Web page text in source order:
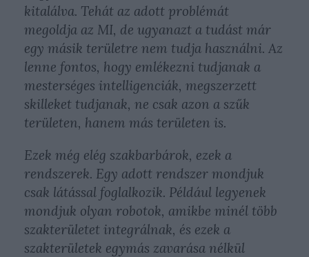
kitalálva. Tehát az adott problémát
megoldja az MI, de ugyanazt a tudást már
egy másik területre nem tudja használni. Az
lenne fontos, hogy emlékezni tudjanak a
mesterséges intelligenciák, megszerzett
skilleket tudjanak, ne csak azon a szűk
területen, hanem más területen is.
Ezek még elég szakbarbárok, ezek a
rendszerek. Egy adott rendszer mondjuk
csak látással foglalkozik. Például legyenek
mondjuk olyan robotok, amikbe minél több
szakterületet integrálnak, és ezek a
szakterületek egymás zavarása nélkül